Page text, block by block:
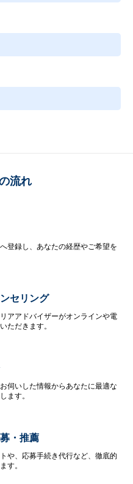
流れ
登録し、あなたの経歴やご希望を
セリング
アアドバイザーがオンラインや電
ただきます。
伺いした情報からあなたに最適な
ます。
・推薦
や、応募手続き代行など、徹底的
す。